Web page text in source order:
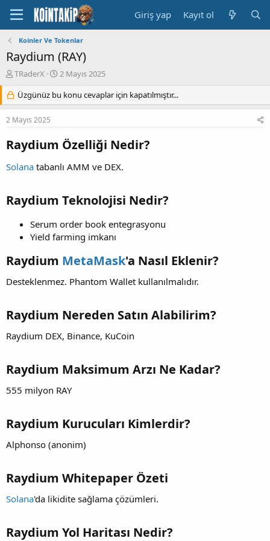
Giriş yap Kayıt ol
Koinler Ve Tokenlar
Raydium (RAY)
K
n
u
y
a
l
a
TRaderX
B
ş
l
t
i
2 Mayıs 2025
Üzgünüz bu konu cevaplar için kapatılmıştır...
2 Mayıs 2025
Raydium Özelliği Nedir?
Solana tabanlı AMM ve DEX.
Raydium Teknolojisi Nedir?
Serum order book entegrasyonu
Yield farming imkanı
Raydium MetaMask'a Nasıl Eklenir?
Desteklenmez. Phantom Wallet kullanılmalıdır.
Raydium Nereden Satın Alabilirim?
Raydium DEX, Binance, KuCoin
Raydium Maksimum Arzı Ne Kadar?
555 milyon RAY
Raydium Kurucuları Kimlerdir?
Alphonso (anonim)
Raydium Whitepaper Özeti
Solana'da likidite sağlama çözümleri.
Raydium Yol Haritası Nedir?